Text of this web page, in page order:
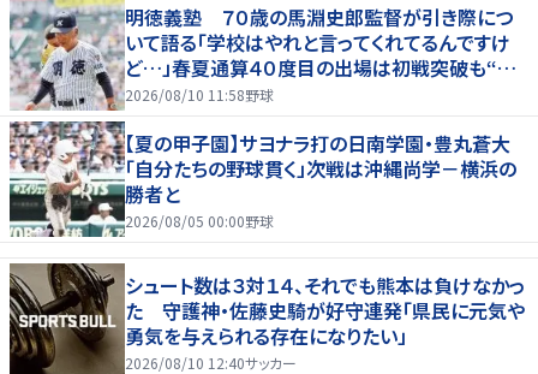
明徳義塾 ７０歳の馬淵史郎監督が引き際につ
いて語る「学校はやれと言ってくれてるんですけ
ど…」春夏通算４０度目の出場は初戦突破も“馬
淵節”炸裂
2026/08/10 11:58野球
【夏の甲子園】サヨナラ打の日南学園・豊丸蒼大
「自分たちの野球貫く」次戦は沖縄尚学－横浜の
勝者と
2026/08/05 00:00野球
シュート数は３対１４、それでも熊本は負けなかっ
た 守護神・佐藤史騎が好守連発「県民に元気や
勇気を与えられる存在になりたい」
2026/08/10 12:40サッカー